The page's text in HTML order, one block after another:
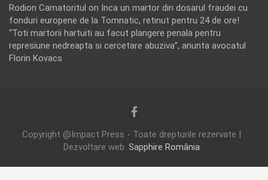
Rodion Camatoritul on Inca un martor din dosarul fraudei cu
fonduri europene de la Tomnatic, retinut pentru 24 de ore!
“Toti martorii hartuiti au facut plangere penala pentru
represiune nedreapta si cercetare abuziva”, anunta avocatul
Florin Kovacs
Copyright @Impact Press - Toate drepturile rezervate |
Dezvoltare web: Sapphire România